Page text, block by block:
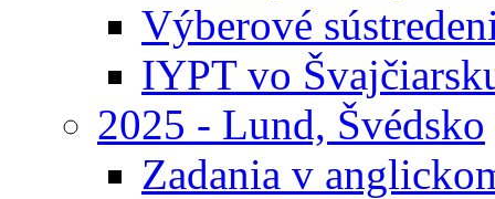
Výberové
IYPT vo
2025 - Lund, Švédsko
Zadania v